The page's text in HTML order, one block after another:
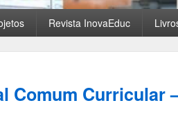
Revista InovaEduc
Comum Curricular